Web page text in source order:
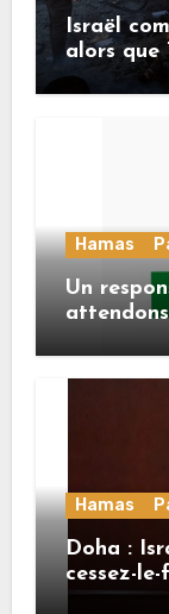
Israël
alors que
Hamas
Un
route de
Hamas
Doha :
cessez-
honore